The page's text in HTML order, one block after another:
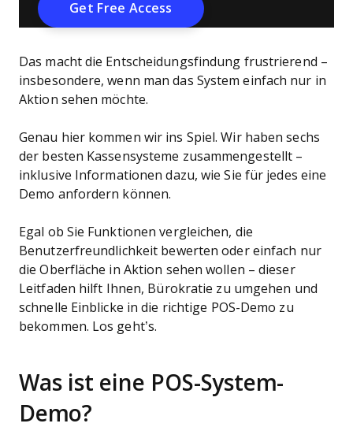
Das macht die Entscheidungsfindung frustrierend –
insbesondere, wenn man das System einfach nur in
Aktion sehen möchte.
Genau hier kommen wir ins Spiel. Wir haben sechs
der besten Kassensysteme zusammengestellt –
inklusive Informationen dazu, wie Sie für jedes eine
Demo anfordern können.
Egal ob Sie Funktionen vergleichen, die
Benutzerfreundlichkeit bewerten oder einfach nur
die Oberfläche in Aktion sehen wollen – dieser
Leitfaden hilft Ihnen, Bürokratie zu umgehen und
schnelle Einblicke in die richtige POS-Demo zu
bekommen. Los geht’s.
Was ist eine POS-System-
Demo?